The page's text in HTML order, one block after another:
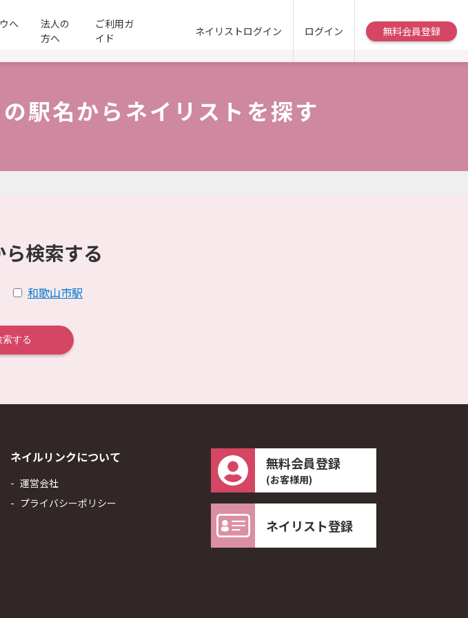
へ
法人の
方へ
ご利用ガ
イド
ネイリストログイン ログイン 無料会員登録
駅名からネイリストを探す
検索する
和歌山市駅
索する
ネイルリンクについて
運営会社
プライバシーポリシー
無料会員登録
(お客様用)
ネイリスト登録